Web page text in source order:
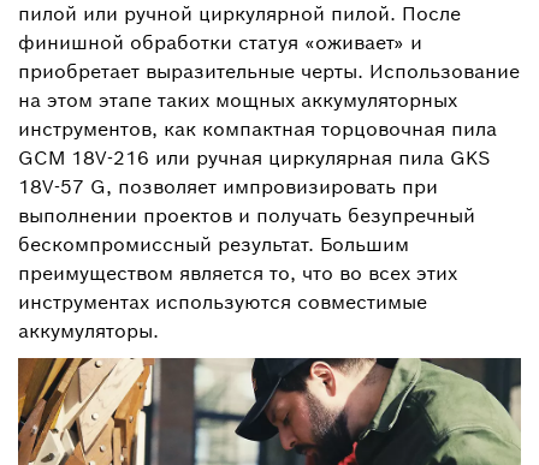
пилой или ручной циркулярной пилой. После
финишной обработки статуя «оживает» и
приобретает выразительные черты. Использование
на этом этапе таких мощных аккумуляторных
инструментов, как компактная торцовочная пила
GCM 18V-216 или ручная циркулярная пила GKS
18V-57 G, позволяет импровизировать при
выполнении проектов и получать безупречный
бескомпромиссный результат. Большим
преимуществом является то, что во всех этих
инструментах используются совместимые
аккумуляторы.